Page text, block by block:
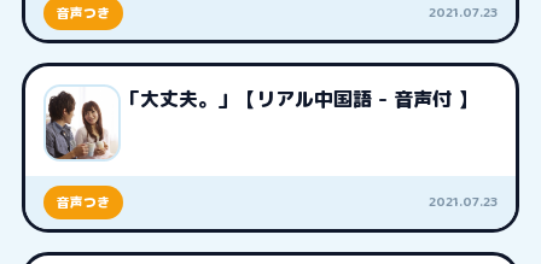
音声つき 2021.07.23
「大丈夫。」【リアル中国語 - 音声付 】
音声つき 2021.07.23